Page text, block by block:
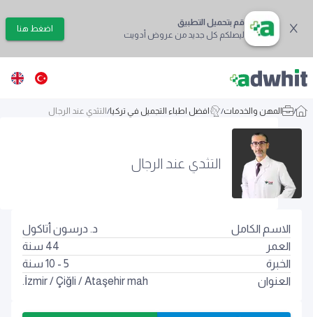
قم بتحميل التطبيق
ليصلكم كل جديد من عروض أدويت
اضغط هنا
/ المهن والخدمات/ افضل اطباء التجميل في تركيا/ التثدي عند الرجال
التثدي عند الرجال
الاسم الكامل
د. درسون أتاكول
العمر
44 سنة
الخبرة
5 - 10 سنة
العنوان
İzmir/Çiğli /Ataşehir mah.